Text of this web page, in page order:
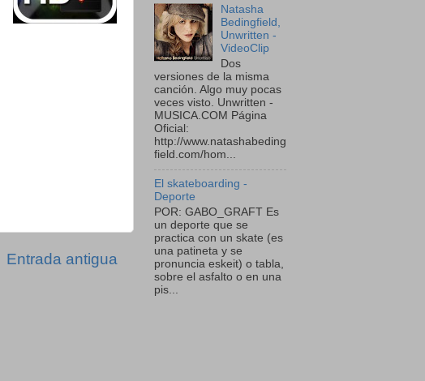
Entrada antigua
Natasha
Bedingfield,
Unwritten -
VideoClip
Dos
versiones de la misma
canción. Algo muy pocas
veces visto. Unwritten -
MUSICA.COM Página
Oficial:
http://www.natashabeding
field.com/hom...
El skateboarding -
Deporte
POR: GABO_GRAFT Es
un deporte que se
practica con un skate (es
una patineta y se
pronuncia eskeit) o tabla,
sobre el asfalto o en una
pis...